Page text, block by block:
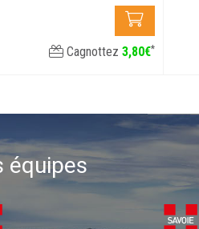
Cagnottez 3,80€*
équipes